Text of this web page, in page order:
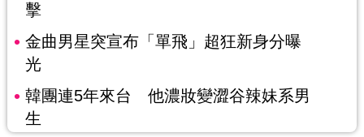
擊
金曲男星突宣布「單飛」超狂新身分曝
光
韓團連5年來台 他濃妝變澀谷辣妹系男
生